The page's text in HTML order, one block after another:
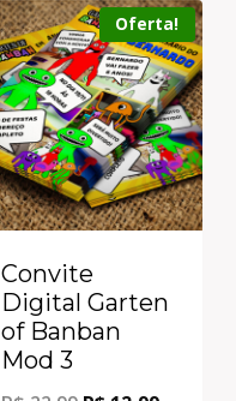
Oferta!
Convite
Digital Garten
of Banban
Mod 3